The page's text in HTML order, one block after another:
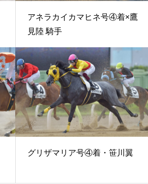
アネラカイカマヒネ号④着×鷹
見陸 騎手
グリザマリア号④着・笹川翼